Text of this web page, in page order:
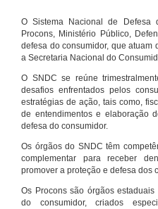
O Sistema Nacional de Defesa
Procons, Ministério Público,
defesa do consumidor, que atuam
a Secretaria Nacional do
O SNDC se reúne
desafios enfrentados pelos
estratégias de ação, tais como,
de entendimentos e elaboração
defesa do consumidor.
Os órgãos do SNDC têm
complementar para receber
promover a proteção e defesa dos
Os Procons são órgãos
do consumidor, criados